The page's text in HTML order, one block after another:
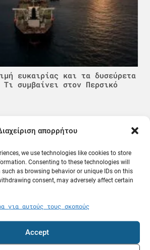
απορρήτου
we use technologies like cookies to store
Consenting to these technologies will
as browsing behavior or unique IDs on this
consent, may adversely affect certain
για αυτούς τους σκοπούς
Accept
ευκαιρίας και τα δυσεύρετα
Τι συμβαίνει στον Περσικό